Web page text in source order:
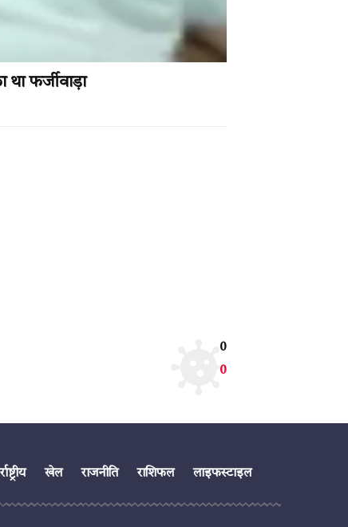
फर्जीवाड़ा
0
0
खेल राजनीति राशिफल लाइफस्टाइल